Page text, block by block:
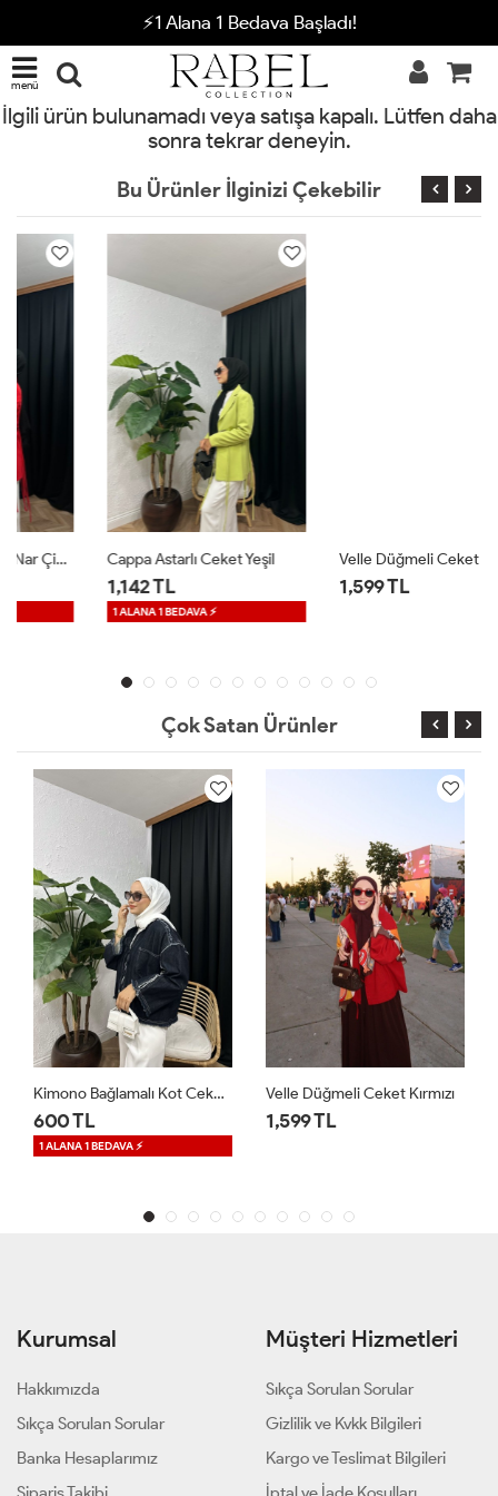
⚡1 Alana 1 Bedava Başladı!
menü
İlgili ürün bulunamadı veya satışa kapalı. Lütfen daha
sonra tekrar deneyin.
Bu Ürünler İlginizi Çekebilir
Cappa Astarlı Ceket Yeşil
1 ALANA 1 BEDAVA ⚡
Velle Düğmeli Ceket Beyaz
Çok Satan Ürünler
Velle Düğmeli Ceket Kırmızı
1,599 TL
Regalia Denim Ceket Mavi
1,699 TL
Kurumsal
Hakkımızda
Sıkça Sorulan Sorular
Banka Hesaplarımız
Müşteri Hizmetleri
Sıkça Sorulan Sorular
Gizlilik ve Kvkk Bilgileri
Kargo ve Teslimat Bilgileri